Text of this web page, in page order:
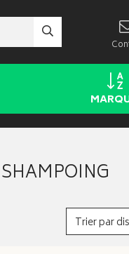
SHAMPOING
Trier par